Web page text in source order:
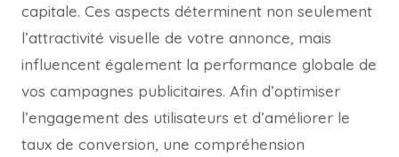
capitale. Ces aspects déterminent non seulement
l’attractivité visuelle de votre annonce, mais
influencent également la performance globale de
vos campagnes publicitaires. Afin d’optimiser
l’engagement des utilisateurs et d’améliorer le
taux de conversion, une compréhension